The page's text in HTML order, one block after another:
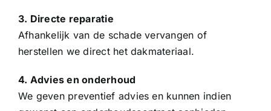
3. Directe reparatie
Afhankelijk van de schade vervangen of
herstellen we direct het dakmateriaal.
4. Advies en onderhoud
We geven preventief advies en kunnen indien